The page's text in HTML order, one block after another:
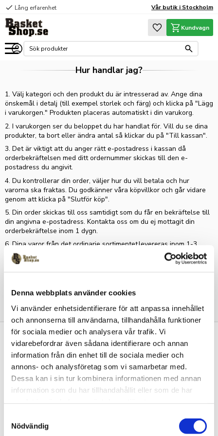
Denna webbplats använder cookies
Vi använder enhetsidentifierare för att anpassa innehållet
och annonserna till användarna, tillhandahålla funktioner
för sociala medier och analysera vår trafik. Vi
vidarebefordrar även sådana identifierare och annan
information från din enhet till de sociala medier och
annons- och analysföretag som vi samarbetar med.
Dessa kan i sin tur kombinera informationen med annan
information som du har tillhandahållit eller som de har
Nödvändig
Meny
check Lång erfarenhet Vår butik i Stockholm
Favoriter
Kundvagn
Hur handlar jag?
1. Välj kategori och den produkt du är intresserad av. Ange dina
önskemål i detalj (till exempel storlek och färg) och klicka på "Lägg
i varukorgen." Produkten placeras automatiskt i din varukorg.
2. I varukorgen ser du beloppet du har handlat för. Vill du se dina
produkter, ta bort eller ändra antal så klickar du på "Till kassan".
3. Det är viktigt att du anger rätt e-postadress i kassan då
orderbekräftelsen med ditt ordernummer skickas till den e-
postadress du angivit.
4. Du kontrollerar din order, väljer hur du vill betala och hur
varorna ska fraktas. Du godkänner våra köpvillkor och går vidare
genom att klicka på "Slutför köp".
5. Din order skickas till oss samtidigt som du får en bekräftelse till
din angivna e-postadress. Kontakta oss om du ej mottagit din
orderbekräftelse inom 1 dygn.
6. Dina varor från det ordinarie sortimentet levereras inom 1-3
dagar Beställningsvaror såsom klubbkläder med tryck och
basketställningar m.fl. har egna leveranstider som framgår i dess
produkttexter.
oss påinfo@basketshop.se
Tack för att du handlar hos oss!
Kontakta oss
Basketshop Sverige
LetOut Equipment AB
org nr: 556231-4152
Adlerbethsgatan 19,
11255 Stockholm